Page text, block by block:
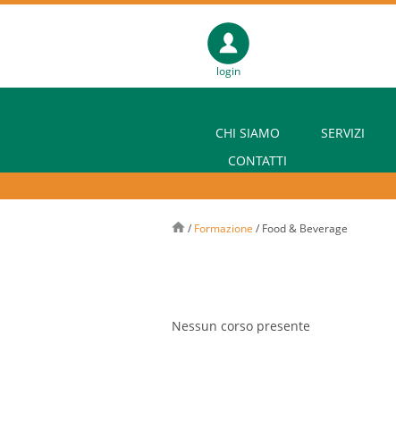
login
CHI SIAMO SERVIZI
CONTATTI
/ Formazione / Food & Beverage
Nessun corso presente